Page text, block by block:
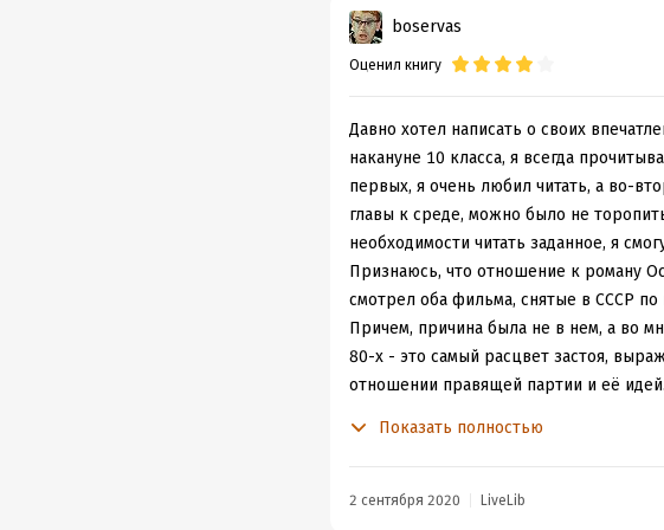
boservas
Оценил книгу
Давно хотел написать о своих
накануне 10 класса, я всегда
первых, я очень любил читать, а во-
главы к среде, можно было не
необходимости читать заданное, я
Признаюсь, что отношение к роману
смотрел оба фильма, снятые в СССР по
Причем, причина была не в нем, а во
80-х - это самый расцвет застоя,
отношении правящей партии и её
никому из нас не приходило в
Показать полностью
2 сентября 2020 LiveLib